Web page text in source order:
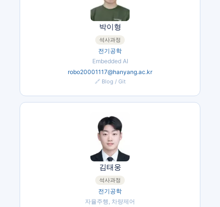
박이형
석사과정
전기공학
Embedded AI
robo20001117@hanyang.ac.kr
🔗 Blog / Git
김태웅
석사과정
전기공학
자율주행, 차량제어